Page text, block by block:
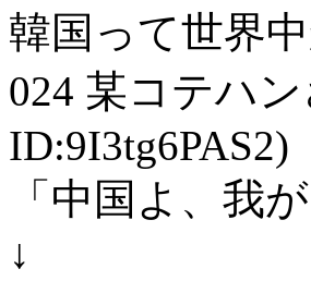
韓国って世界
024 某コテハン
ID:9I3tg6PAS2)
「中国よ、我
↓